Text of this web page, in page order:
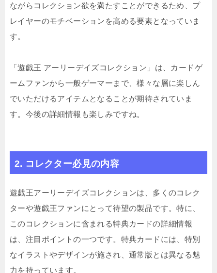
ながらコレクション欲を満たすことができるため、プ
レイヤーのモチベーションを高める要素となっていま
す。
「遊戯王 アーリーデイズコレクション」は、カードゲ
ームファンから一般ゲーマーまで、様々な層に楽しん
でいただけるアイテムとなることが期待されていま
す。今後の詳細情報も楽しみですね。
2. コレクター必見の内容
遊戯王アーリーデイズコレクションは、多くのコレク
ターや遊戯王ファンにとって待望の製品です。特に、
このコレクションに含まれる特典カードの詳細情報
は、注目ポイントの一つです。特典カードには、特別
なイラストやデザインが施され、通常版とは異なる魅
力を持っています。